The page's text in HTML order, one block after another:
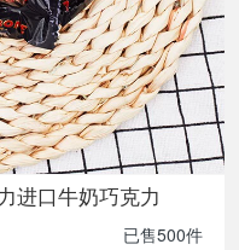
进口牛奶巧克力
已售500件